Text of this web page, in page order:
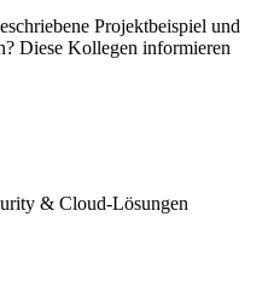
Projektbeispiel und
Diese Kollegen informieren
& Cloud-Lösungen